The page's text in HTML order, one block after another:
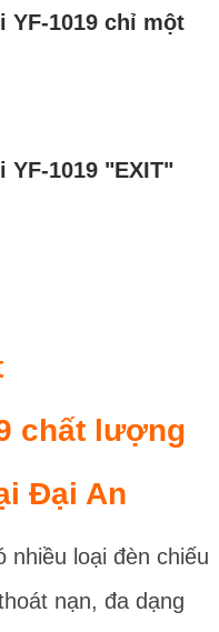
YF-1019 chỉ một
YF-1019 "EXIT"
chất lượng
Đại An
nhiều loại đèn chiếu
nạn, đa dạng